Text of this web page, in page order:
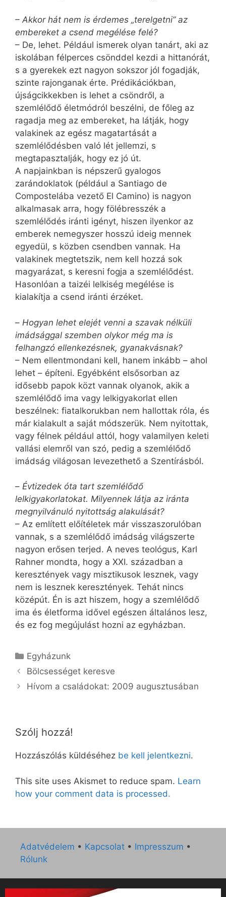
– Akkor hát nem is érdemes „terelgetni” az
embereket a csend megélése felé?
– De, lehet. Például ismerek olyan tanárt, aki az
iskolában félperces csönddel kezdi a hittanórát,
s a gyerekek ezt nagyon sokszor jól fogadják,
szinte rajonganak érte. Prédikációkban,
újságcikkekben is lehet a csöndről, a
szemlélődő életmódról beszélni, de főleg az
ragadja meg az embereket, ha látják, hogy
valakinek az egész magatartását a
szemlélődésben való lét jellemzi, s
megtapasztalják, hogy ez jó út.
A napjainkban is népszerű gyalogos
zarándoklatok (például a Santiago de
Compostelába vezető El Camino) is nagyon
alkalmasak arra, hogy fölébresszék a
szemlélődés iránti igényt, hiszen ilyenkor az
emberek nemegyszer hosszú ideig mennek
egyedül, s közben csendben vannak. Ha
valakinek megtetszik, nem kell hozzá sok
magyarázat, s keresni fogja a szemlélődést.
Hasonlóan a taizéi lelkiség megélése is
kialakítja a csend iránti érzéket.
– Hogyan lehet elejét venni a szavak nélküli
imádsággal szemben olykor még ma is
felhangzó ellenkezésnek, gyanakvásnak?
– Nem ellentmondani kell, hanem inkább – ahol
lehet – építeni. Egyébként elsősorban az
idősebb papok közt vannak olyanok, akik a
szemlélődő ima vagy lelkigyakorlat ellen
beszélnek: fiatalkorukban nem hallottak róla, és
már kialakult a saját módszerük. Nem nyitottak,
vagy félnek például attól, hogy valamilyen keleti
vallási elemről van szó, pedig a szemlélődő
imádság világosan levezethető a Szentírásból.
– Évtizedek óta tart szemlélődő
lelkigyakorlatokat. Milyennek látja az iránta
megnyilvánuló nyitottság alakulását?
– Az említett előítéletek már visszaszorulóban
vannak, s a szemlélődő imádság világszerte
nagyon erősen terjed. A neves teológus, Karl
Rahner mondta, hogy a XXI. században a
keresztények vagy misztikusok lesznek, vagy
nem is lesznek keresztények. Tehát nincs
középút. Én is azt hiszem, hogy a szemlélődő
ima és életforma idővel egészen általános lesz,
és ez fog megújulást hozni az egyházban.
Kategória
Egyházunk
Bölcsességet keresve
Hívom a családokat: 2009 augusztusában
Szólj hozzá!
Hozzászólás küldéséhez be kell jelentkezni.
This site uses Akismet to reduce spam. Learn
how your comment data is processed.
Adatvédelem • Kapcsolat • Impresszum •
Rólunk